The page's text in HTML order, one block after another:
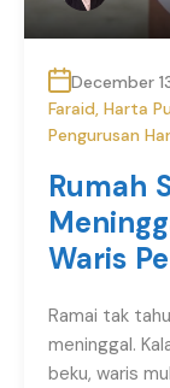
December
Faraid, Harta
Pengurusan
Rumah
Waris
Ramai tak
meninggal.
beku, waris